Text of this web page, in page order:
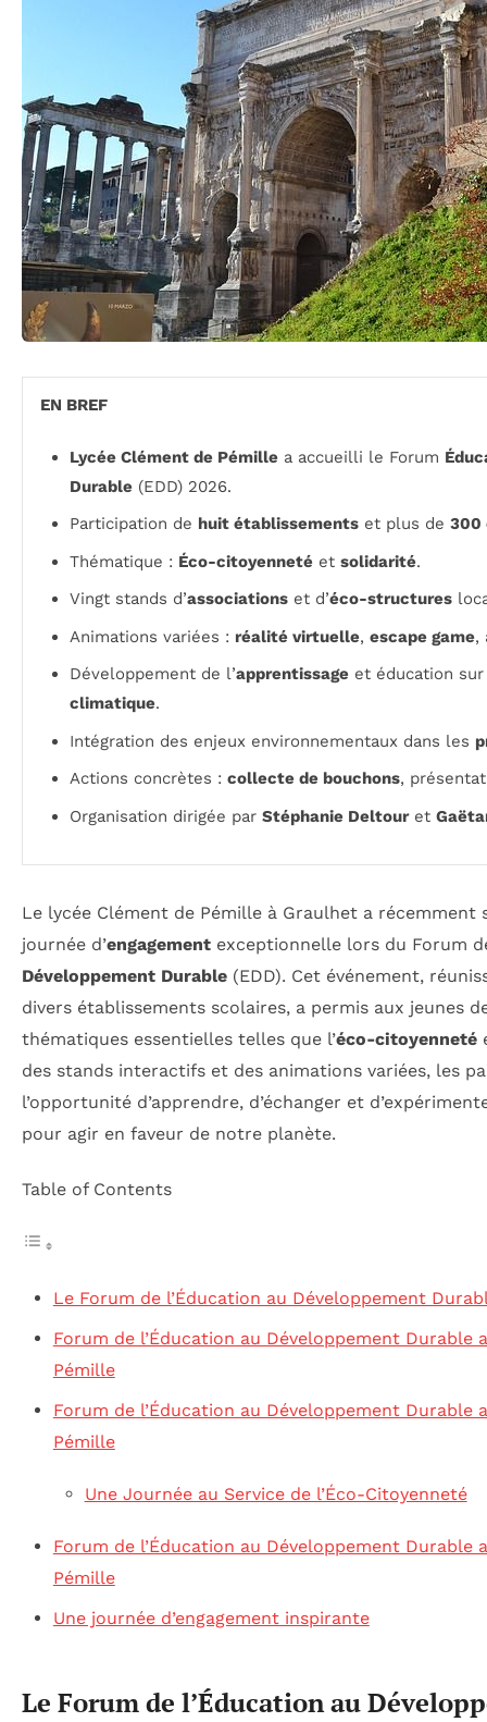
EN BREF
Lycée Clément de Pémille a accueilli le Forum
Durable (EDD) 2026.
Participation de huit établissements et plus de 300
Thématique : Éco-citoyenneté et solidarité.
Vingt stands d’associations et d’éco-structures
Animations variées : réalité virtuelle, escape game,
Développement de l’apprentissage et éducation
climatique.
Intégration des enjeux environnementaux dans les
Actions concrètes : collecte de bouchons,
Organisation dirigée par Stéphanie Deltouret
Le lycée Clément de Pémille à Graulhet a récemment
journée d’engagement exceptionnelle lors du Forum
Développement Durable (EDD). Cet événement,
divers établissements scolaires, a permis aux jeunes
thématiques essentielles telles que l’éco-citoyenneté
des stands interactifs et des animations variées, les
l’opportunité d’apprendre, d’échanger et
pour agir en faveur de notre planète.
Table of Contents
Le Forum de l’Éducation au Développement
Forum de l’Éducation au Développement Durable
Pémille
Forum de l’Éducation au Développement Durable
Pémille
Une Journée au Service de l’Éco-Citoyenneté
Forum de l’Éducation au Développement Durable
Pémille
Une journée d’engagement inspirante
Le Forum de l’Éducation au